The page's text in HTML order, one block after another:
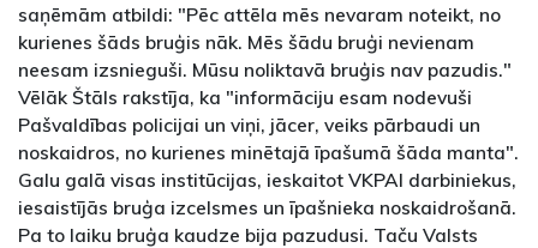
saņēmām atbildi: "Pēc attēla mēs nevaram noteikt, no
kurienes šāds bruģis nāk. Mēs šādu bruģi nevienam
neesam izsnieguši. Mūsu noliktavā bruģis nav pazudis."
Vēlāk Štāls rakstīja, ka "informāciju esam nodevuši
Pašvaldības policijai un viņi, jācer, veiks pārbaudi un
noskaidros, no kurienes minētajā īpašumā šāda manta".
Galu galā visas institūcijas, ieskaitot VKPAI darbiniekus,
iesaistījās bruģa izcelsmes un īpašnieka noskaidrošanā.
Pa to laiku bruģa kaudze bija pazudusi. Taču Valsts